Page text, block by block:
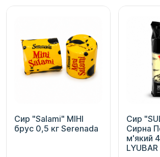
Сир "Salami" МІНІ
брус 0,5 кг Serenada
Сир
Сирна
м'який